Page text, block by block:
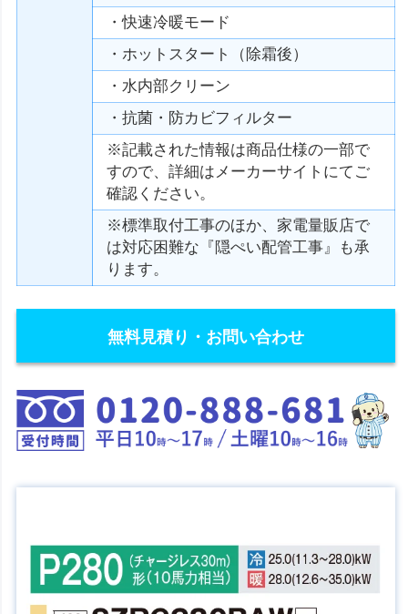
・快速冷暖モード
・ホットスタート（除霜後）
・水内部クリーン
・抗菌・防カビフィルター
※記載された情報は商品仕様の一部で
すので、詳細はメーカーサイトにてご
確認ください。
※標準取付工事のほか、家電量販店で
は対応困難な『隠ぺい配管工事』も承
ります。
無料見積り・お問い合わせ